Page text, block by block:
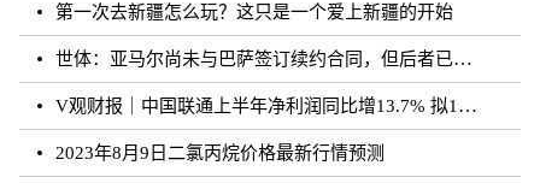
第一次去新疆怎么玩？这只是一个爱上新疆的开始
世体：亚马尔尚未与巴萨签订续约合同，但后者已得到门德斯承诺
V观财报｜中国联通上半年净利润同比增13.7% 拟10派0.796元
2023年8月9日二氯丙烷价格最新行情预测